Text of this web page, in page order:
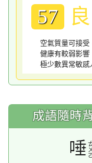
57 良
空氣質量可接
健康有較弱影響
極少數異常敏
成語隨時
唾